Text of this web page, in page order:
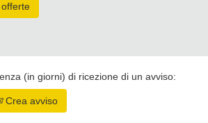
(in giorni) di ricezione di un avviso:
Crea avviso